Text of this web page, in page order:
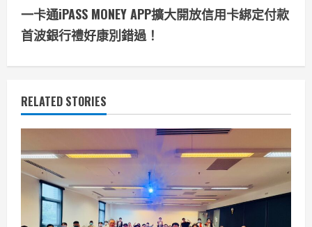
t
i
n
u
e
R
e
a
一卡通iPASS MONEY APP擴大開放信用卡綁定付款
首波銀行禮好康別錯過！
RELATED STORIES